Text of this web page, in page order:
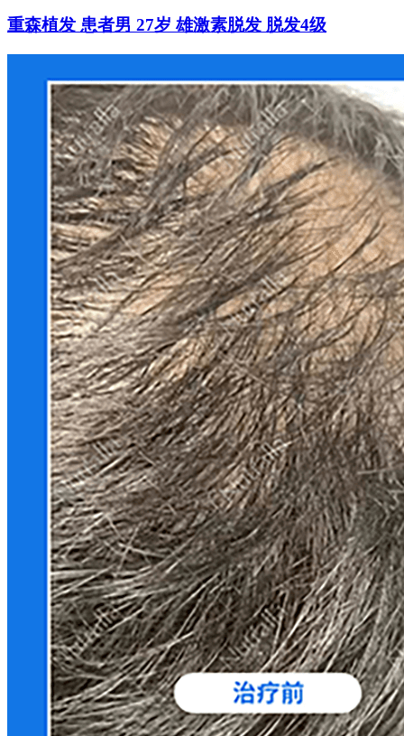
重森植发 患者男 27岁 雄激素脱发 脱发4级